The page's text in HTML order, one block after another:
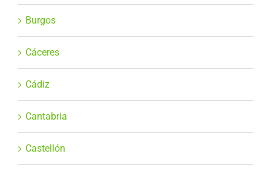
Burgos
Cáceres
Cádiz
Cantabria
Castellón